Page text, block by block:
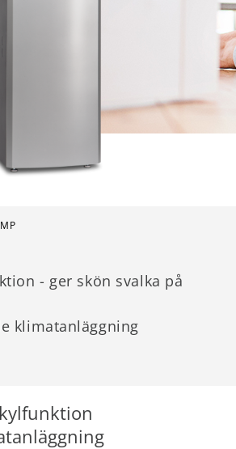
- ger skön svalka på
klimatanläggning